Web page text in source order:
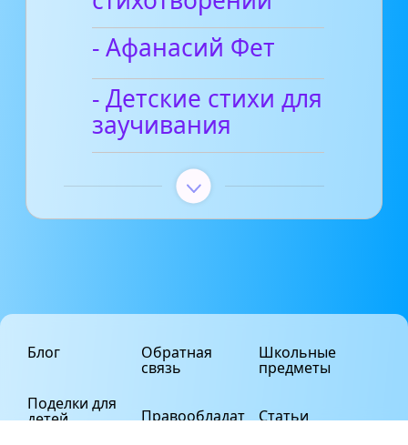
- Афанасий Фет
- Детские стихи для
заучивания
Блог
Поделки для
детей
Обратная
связь
Правообладат
Школьные
предметы
Статьи